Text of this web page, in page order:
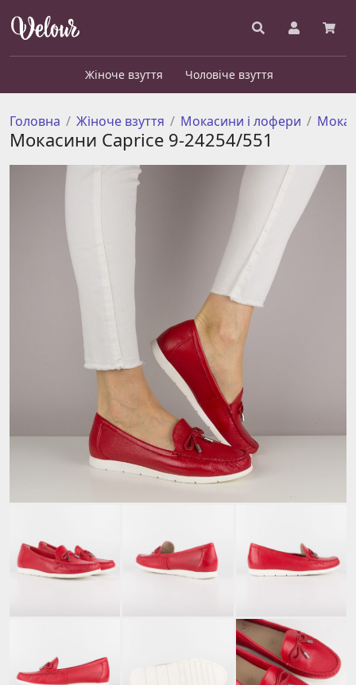
Жіноче взуття Чоловіче взуття
Головна Жіноче взуття Мокасини і лофери
Мокасини Caprice 9-24254/551